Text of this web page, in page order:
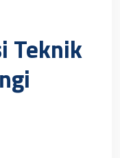
Teknik